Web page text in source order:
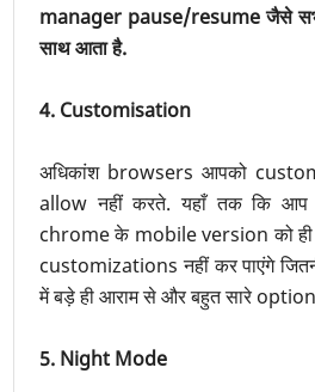
manager pause/resume जैसे
साथ आता है.
4. Customisation
अधिकांश browsers आपको
allow नहीं करते. यहाँ तक कि
chrome के mobile version को ही
customizations नहीं कर पाएंगे
में बड़े ही आराम से और बहुत सारे
5. Night Mode